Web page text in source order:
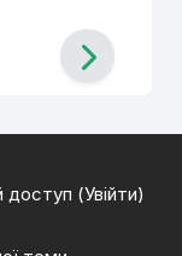
доступ (Увійти)